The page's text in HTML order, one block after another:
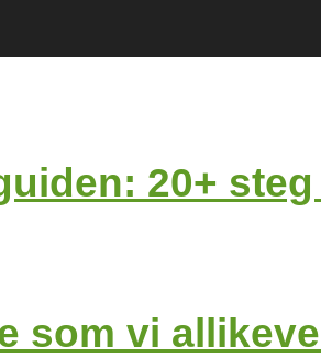
20+
som vi